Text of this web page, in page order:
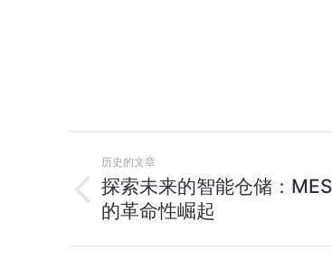
历史的文章
探索未来的智能仓储：
的革命性崛起